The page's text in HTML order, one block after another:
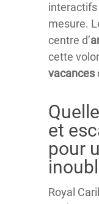
interactifs
mesure.
centre d’
cette
vacances
et
pour
Royal